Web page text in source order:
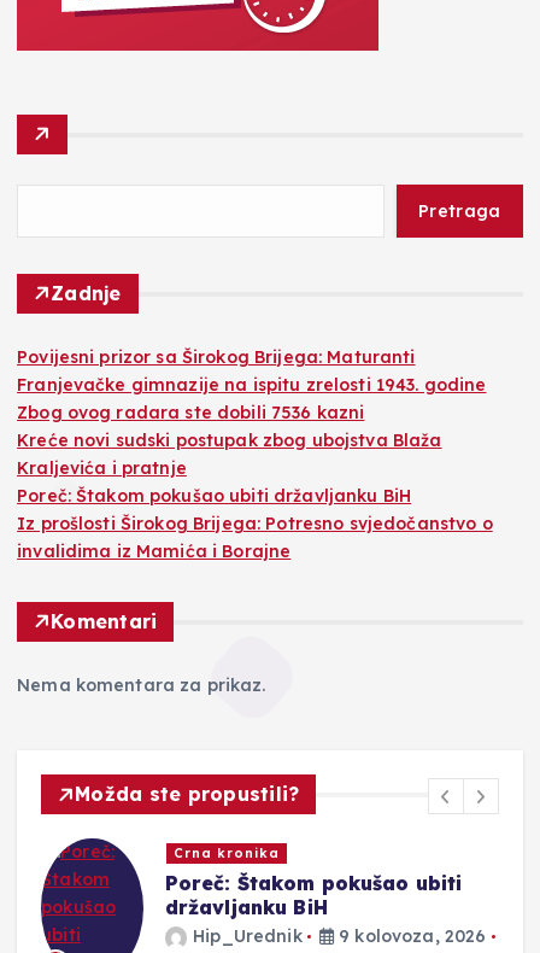
Pretraga
Zadnje
Povijesni prizor sa Širokog Brijega: Maturanti
Franjevačke gimnazije na ispitu zrelosti 1943. godine
Zbog ovog radara ste dobili 7536 kazni
Kreće novi sudski postupak zbog ubojstva Blaža
Kraljevića i pratnje
Poreč: Štakom pokušao ubiti državljanku BiH
Iz prošlosti Širokog Brijega: Potresno svjedočanstvo o
invalidima iz Mamića i Borajne
Komentari
Nema komentara za prikaz.
Možda ste propustili?
Crna kronika
Poreč: Štakom pokušao ubiti
državljanku BiH
Hip_Urednik 9 kolovoza, 2026